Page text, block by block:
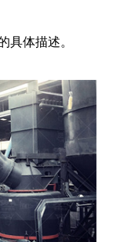
具体描述。